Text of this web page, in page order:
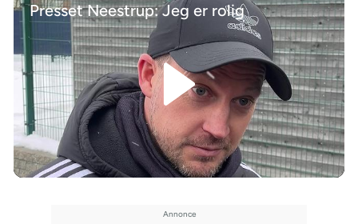
Presset Neestrup: Jeg er rolig
/